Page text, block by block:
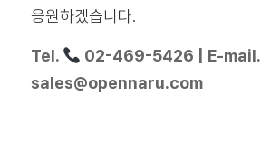
응원하겠습니다.
Tel.
02-469-5426 | E-mail.
sales@opennaru.com